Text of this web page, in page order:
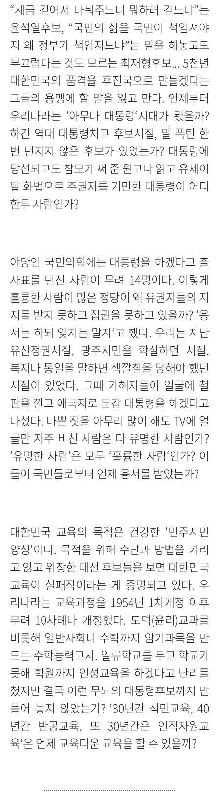
“세금 걷어서 나눠주느니 뭐하러 걷느냐”는
윤석열후보, “국민의 삶을 국민이 책임져야
지 왜 정부가 책임지느냐”는 말을 해놓고도
부끄럽다는 것도 모르는 최재형후보... 5천년
대한민국의 품격을 후진국으로 만들겠다는
그들의 용맹에 할 말을 잃고 만다. 언제부터
우리나라는 ’아무나 대통령‘시대가 됐을까?
하긴 역대 대통령치고 후보시절, 말 폭탄 한
번 던지지 않은 후보가 있었는가? 대통령에
당선되고도 참모가 써 준 원고나 읽고 유체이
탈 화법으로 주권자를 기만한 대통령이 어디
한두 사람인가?
야당인 국민의힘에는 대통령을 하겠다고 출
사표를 던진 사람이 무려 14명이다. 이렇게
훌륭한 사람이 많은 정당이 왜 유권자들의 지
지를 받지 못하고 집권을 못하고 있을까? ’용
서는 하되 잊지는 말자‘고 했다. 우리는 지난
유신정권시절, 광주시민을 학살하던 시절,
복지나 통일을 말하면 색깔칠을 당해야 했던
시절이 있었다. 그때 가해자들이 얼굴에 철
판을 깔고 애국자로 둔갑 대통령을 하겠다고
나섰다. 나쁜 짓을 아무리 많이 해도 TV에 얼
굴만 자주 비친 사람은 다 유명한 사람인가?
’유명한 사람’은 모두 ‘훌륭한 사람‘인가? 이
들이 국민들로부터 언제 용서를 받았는가?
대한민국 교육의 목적은 건강한 '민주시민
양성'이다. 목적을 위해 수단과 방법을 가리
고 않고 위장한 대선 후보들을 보면 대한민국
교육이 실패작이라는 게 증명되고 있다. 우
리나라는 교육과정을 1954년 1차개정 이후
무려 10차례나 개정했다. 도덕(윤리)교과를
비롯해 일반사회니 수학까지 암기과목을 만
드는 수학능력고사. 일류학교를 두고 학교가
못해 학원까지 인성교육을 하겠다고 난리를
쳤지만 결국 이런 무뇌의 대통령후보까지 만
들어 놓지 않았는가? ’30년간 식민교육, 40
년간 반공교육, 또 30년간은 인적자원교
육‘은 언제 교육다운 교육을 할 수 있을까?
...................................................................